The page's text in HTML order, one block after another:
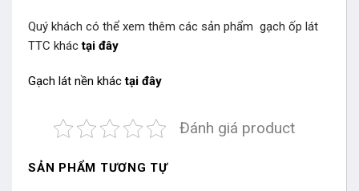
Quý khách có thể xem thêm các sản phẩm gạch ốp lát
TTC khác tại đây
Gạch lát nền kháctại đây
Đánh giá product
SẢN PHẨM TƯƠNG TỰ